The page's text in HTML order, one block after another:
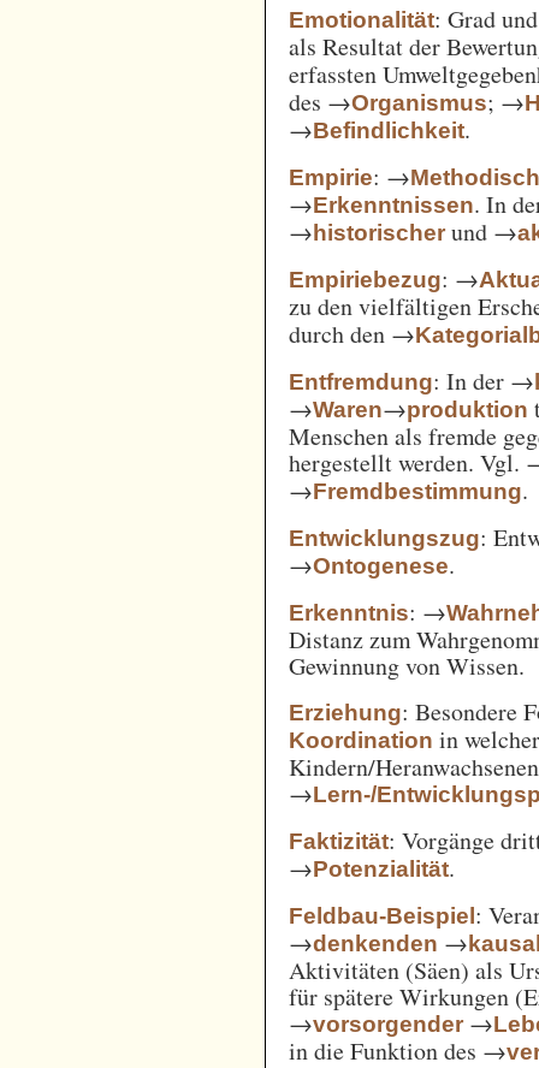
Emotionalität: Grad
als Resultat der
erfassten
des →Organismus; →
→Befindlichkeit.
Empirie: →
→Erkenntnissen. In
→historischer und →
Empiriebezug: →
zu den vielfältigen
durch den →
Entfremdung: In der →
→Waren→produktion
Menschen als fremde
hergestellt werden. Vgl.
→Fremdbestimmung.
Entwicklungszug:
→Ontogenese.
Erkenntnis: →
Distanz zum
Gewinnung von Wissen.
Erziehung: Besondere
Koordination in
Kindern/
→Lern-/
Faktizität: Vorgänge
→Potenzialität.
Feldbau-Beispiel:
→denkenden →
Aktivitäten (Säen) als
für spätere Wirkungen
→vorsorgender →
in die Funktion des →